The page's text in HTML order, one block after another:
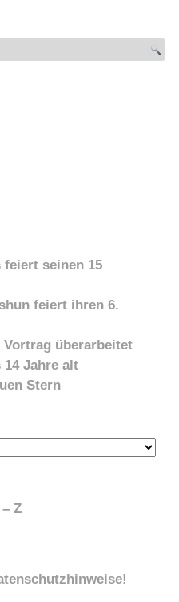
feiert seinen 15
feiert ihren 6.
überarbeitet
14 Jahre alt
Stern
Z